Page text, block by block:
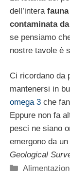
dell’intera
contaminata
se pensiamo
nostre tavole è
Ci ricordano da
mantenersi in
omega 3 che
Eppure non fa
pesci ne siano
emergono da
Geological
Categorie